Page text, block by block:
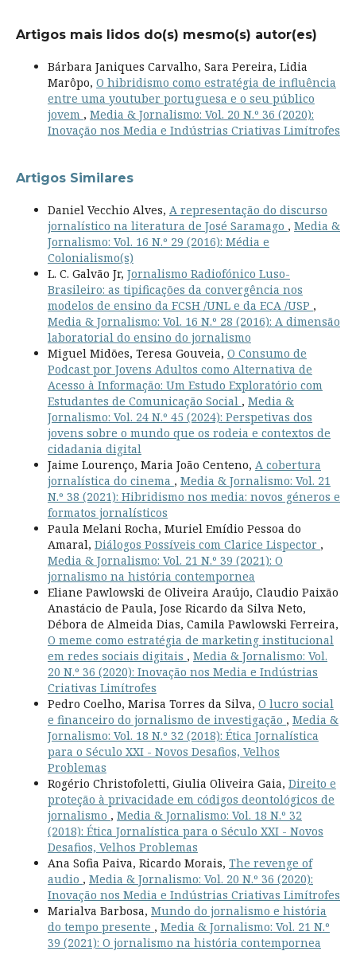
Artigos mais lidos do(s) mesmo(s) autor(es)
Bárbara Janiques Carvalho, Sara Pereira, Lidia
Marôpo, O hibridismo como estratégia de influência
entre uma youtuber portuguesa e o seu público
jovem , Media & Jornalismo: Vol. 20 N.º 36 (2020):
Inovação nos Media e Indústrias Criativas Limítrofes
Artigos Similares
Daniel Vecchio Alves, A representação do discurso
jornalístico na literatura de José Saramago , Media &
Jornalismo: Vol. 16 N.º 29 (2016): Média e
Colonialismo(s)
L. C. Galvão Jr, Jornalismo Radiofónico Luso-
Brasileiro: as tipificações da convergência nos
modelos de ensino da FCSH /UNL e da ECA /USP ,
Media & Jornalismo: Vol. 16 N.º 28 (2016): A dimensão
laboratorial do ensino do jornalismo
Miguel Midões, Teresa Gouveia, O Consumo de
Podcast por Jovens Adultos como Alternativa de
Acesso à Informação: Um Estudo Exploratório com
Estudantes de Comunicação Social , Media &
Jornalismo: Vol. 24 N.º 45 (2024): Perspetivas dos
jovens sobre o mundo que os rodeia e contextos de
cidadania digital
Jaime Lourenço, Maria João Centeno, A cobertura
jornalística do cinema , Media & Jornalismo: Vol. 21
N.º 38 (2021): Hibridismo nos media: novos géneros e
formatos jornalísticos
Paula Melani Rocha, Muriel Emídio Pessoa do
Amaral, Diálogos Possíveis com Clarice Lispector ,
Media & Jornalismo: Vol. 21 N.º 39 (2021): O
jornalismo na história contempornea
Eliane Pawlowski de Oliveira Araújo, Claudio Paixão
Anastácio de Paula, Jose Ricardo da Silva Neto,
Débora de Almeida Dias, Camila Pawlowski Ferreira,
O meme como estratégia de marketing institucional
em redes sociais digitais , Media & Jornalismo: Vol.
20 N.º 36 (2020): Inovação nos Media e Indústrias
Criativas Limítrofes
Pedro Coelho, Marisa Torres da Silva, O lucro social
e financeiro do jornalismo de investigação , Media &
Jornalismo: Vol. 18 N.º 32 (2018): Ética Jornalística
para o Século XXI - Novos Desafios, Velhos
Problemas
Rogério Christofoletti, Giulia Oliveira Gaia, Direito e
proteção à privacidade em códigos deontológicos de
jornalismo , Media & Jornalismo: Vol. 18 N.º 32
(2018): Ética Jornalística para o Século XXI - Novos
Desafios, Velhos Problemas
Ana Sofia Paiva, Ricardo Morais, The revenge of
audio , Media & Jornalismo: Vol. 20 N.º 36 (2020):
Inovação nos Media e Indústrias Criativas Limítrofes
Marialva Barbosa, Mundo do jornalismo e história
do tempo presente , Media & Jornalismo: Vol. 21 N.º
39 (2021): O jornalismo na história contempornea